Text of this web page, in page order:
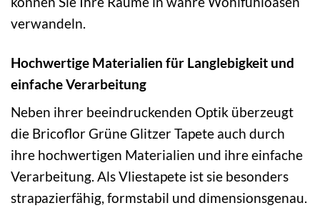
verwandeln.
Hochwertige Materialien für Langlebigkeit und
einfache Verarbeitung
Neben ihrer beeindruckenden Optik überzeugt
die Bricoflor Grüne Glitzer Tapete auch durch
ihre hochwertigen Materialien und ihre einfache
Verarbeitung. Als Vliestapete ist sie besonders
strapazierfähig, formstabil und dimensionsgenau.